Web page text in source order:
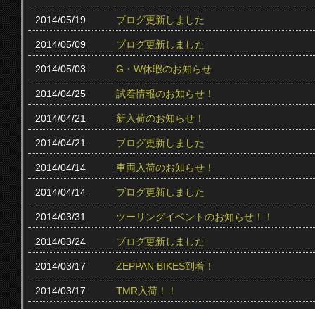
2014/05/19 ブログ更新しました
2014/05/09 ブログ更新しました
2014/05/03 G・W休暇のお知らせ
2014/04/25 試着情報のお知らせ！
2014/04/21 新入荷のお知らせ！
2014/04/21 ブログ更新しました
2014/04/14 車両入荷のお知らせ！
2014/04/14 ブログ更新しました
2014/03/31 ツーリングイベントのお知らせ！！
2014/03/24 ブログ更新しました
2014/03/17 ZEPPAN BIKES到着！
2014/03/17 TMR入荷！！